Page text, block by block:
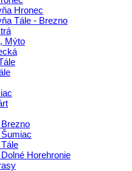
Hronec
Tále - Brezno
Mýto
Horehronie